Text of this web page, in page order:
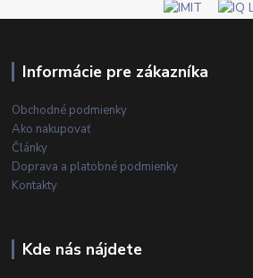
Informácie pre zákazníka
Obchodné podmienky
Ako nakupovať
Články
Doprava a platobné podmienky
Kontakty
Kde nás nájdete